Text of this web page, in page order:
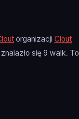
organizacji Clout
się 9 walk. To